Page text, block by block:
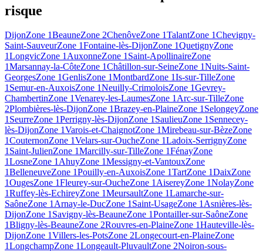
risque
DijonZone 1BeauneZone 2ChenôveZone 1TalantZone 1Chevigny-
Saint-SauveurZone 1Fontaine-lès-DijonZone 1QuetignyZone
1LongvicZone 1AuxonneZone 1Saint-ApollinaireZone
1Marsannay-la-CôteZone 1Châtillon-sur-SeineZone 1Nuits-Saint-
GeorgesZone 1GenlisZone 1MontbardZone 1Is-sur-TilleZone
1Semur-en-AuxoisZone 1Neuilly-CrimoloisZone 1Gevrey-
ChambertinZone 1Venarey-les-LaumesZone 1Arc-sur-TilleZone
2Plombières-lès-DijonZone 1Brazey-en-PlaineZone 1SelongeyZone
1SeurreZone 1Perrigny-lès-DijonZone 1SaulieuZone 1Sennecey-
lès-DijonZone 1Varois-et-ChaignotZone 1Mirebeau-sur-BèzeZone
1CouternonZone 1Velars-sur-OucheZone 1Ladoix-SerrignyZone
1Saint-JulienZone 1Marcilly-sur-TilleZone 1FénayZone
1LosneZone 1AhuyZone 1Messigny-et-VantouxZone
1BelleneuveZone 1Pouilly-en-AuxoisZone 1TartZone 1DaixZone
1OugesZone 1Fleurey-sur-OucheZone 1AisereyZone 1NolayZone
1Ruffey-lès-EchireyZone 1MeursaultZone 1Lamarche-sur-
SaôneZone 1Arnay-le-DucZone 1Saint-UsageZone 1Asnières-lès-
DijonZone 1Savigny-lès-BeauneZone 1Pontailler-sur-SaôneZone
1Bligny-lès-BeauneZone 2Rouvres-en-PlaineZone 1Hauteville-lès-
DijonZone 1Villers-les-PotsZone 2Longecourt-en-PlaineZone
1LongchampZone 1Longeault-PluvaultZone 2Noiron-sous-